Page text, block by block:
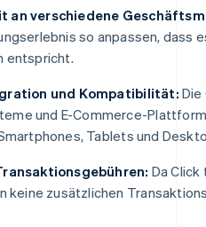
an verschiedene
so anpassen, dass
entspricht.
und Kompatibilität:Die
und E-Commerce-
Tablets und
Da
keine zusätzlichen